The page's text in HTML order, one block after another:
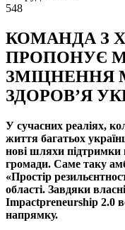
548
КОМАНДА З
ПРОПОНУЄ
ЗМІЦНЕННЯ
ЗДОРОВ’Я
У сучасних реаліях,
життя багатьох
нові шляхи підтримки
громади. Саме таку
«Простір
області. Завдяки
Impactpreneurship 2.0
напрямку.